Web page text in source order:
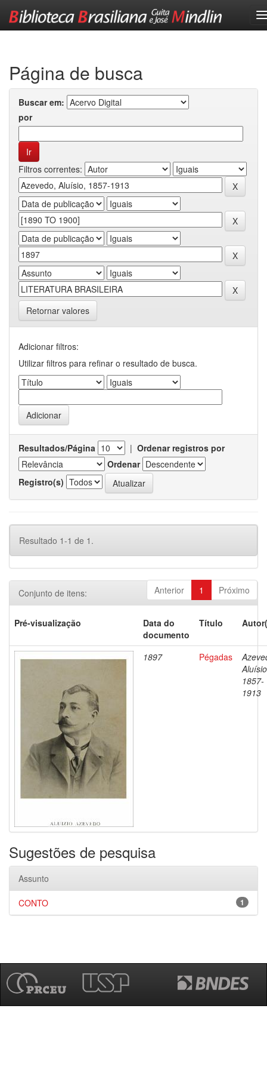
Página de busca
Buscar em:
por
Filtros correntes:
Retornar valores
Adicionar filtros:
Utilizar filtros para refinar o resultado de busca.
Resultados/Página | Ordenar registros por
Ordenar
Registro(s)
Resultado 1-1 de 1.
Anterior 1 Próximo
Conjunto de itens:
Pré-visualização
Data do
documento
Título
1897 Pégadas
1857-
1913
Sugestões de pesquisa
Assunto
1
CONTO